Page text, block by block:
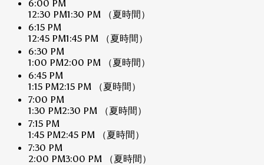
6:00 PM
12:30 PM1:30 PM
（夏時間）
6:15 PM
12:45 PM1:45 PM
（夏時間）
6:30 PM
1:00 PM2:00 PM
（夏時間）
6:45 PM
1:15 PM2:15 PM
（夏時間）
7:00 PM
1:30 PM2:30 PM
（夏時間）
7:15 PM
1:45 PM2:45 PM
（夏時間）
7:30 PM
2:00 PM3:00 PM
（夏時間）